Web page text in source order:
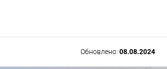
Обновлено:08.08.2024